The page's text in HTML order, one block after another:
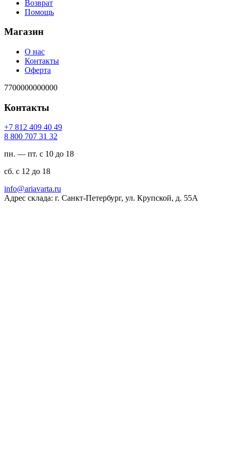
Возврат
Помощь
Магазин
О нас
Контакты
Оферта
7700000000000
Контакты
94 04 904 218 7+
23 13 707 008 8
пн. — пт. с 10 до 18
сб. с 12 до 18
ur.atravaira@ofni
Адрес склада: г. Санкт-Петербург, ул. Крупской, д. 55А